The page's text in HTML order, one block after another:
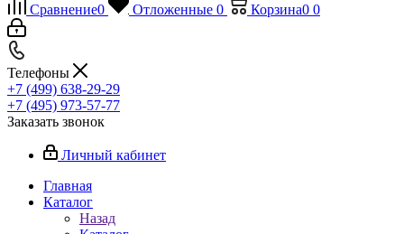
Сравнение0 Отложенные 0 Корзина0 0
Телефоны
+7 (499) 638-29-29
+7 (495) 973-57-77
Заказать звонок
Личный кабинет
Главная
Каталог
Назад